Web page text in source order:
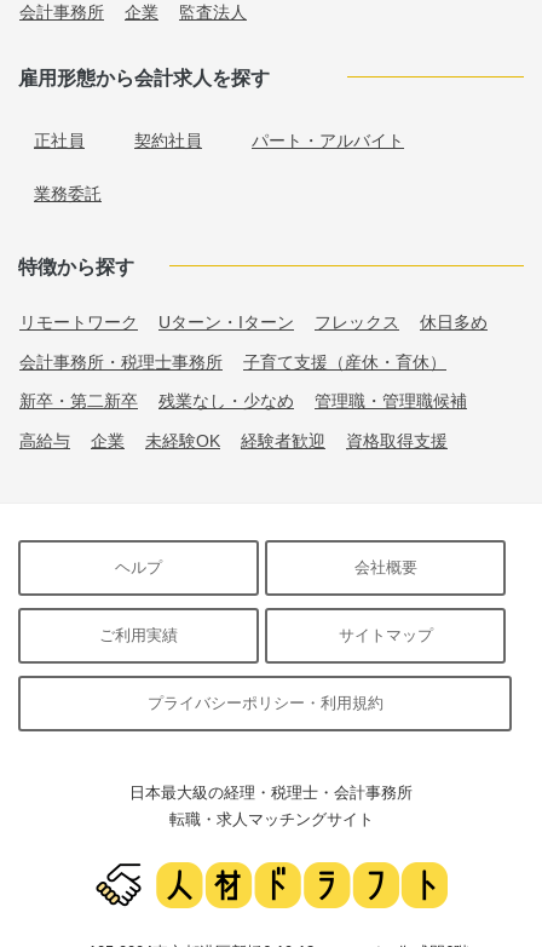
会計事務所 企業 監査法人
雇用形態から会計求人を探す
正社員 契約社員 パート・アルバイト
業務委託
特徴から探す
リモートワーク Uターン・Iターン フレックス 休日多め
会計事務所・税理士事務所 子育て支援（産休・育休）
新卒・第二新卒 残業なし・少なめ 管理職・管理職候補
高給与 企業 未経験OK 経験者歓迎 資格取得支援
ヘルプ 会社概要
ご利用実績 サイトマップ
プライバシーポリシー・利用規約
日本最大級の経理・税理士・会計事務所
転職・求人マッチングサイト